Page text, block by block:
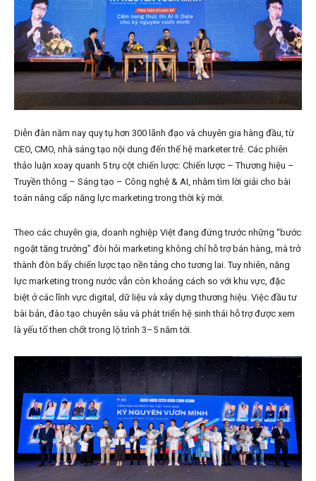
Diễn đàn năm nay quy tụ hơn 300 lãnh đạo và chuyên gia hàng đầu, từ
CEO, CMO, nhà sáng tạo nội dung đến thế hệ marketer trẻ. Các phiên
thảo luận xoay quanh 5 trụ cột chiến lược: Chiến lược – Thương hiệu –
Truyền thông – Sáng tạo – Công nghệ & AI, nhằm tìm lời giải cho bài
toán nâng cấp năng lực marketing trong thời kỳ mới.
Theo các chuyên gia, doanh nghiệp Việt đang đứng trước những “bước
ngoặt tăng trưởng” đòi hỏi marketing không chỉ hỗ trợ bán hàng, mà trở
thành đòn bẩy chiến lược tạo nền tảng cho tương lai. Tuy nhiên, năng
lực marketing trong nước vẫn còn khoảng cách so với khu vực, đặc
biệt ở các lĩnh vực digital, dữ liệu và xây dựng thương hiệu. Việc đầu tư
bài bản, đào tạo chuyên sâu và phát triển hệ sinh thái hỗ trợ được xem
là yếu tố then chốt trong lộ trình 3–5 năm tới.